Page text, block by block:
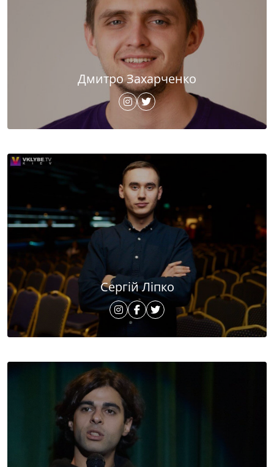
Дмитро Захарченко
Сергій Ліпко